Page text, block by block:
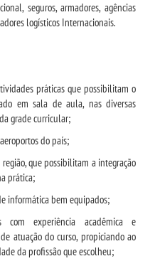
seguros, armadores, agências
logísticos Internacionais.
práticas que possibilitam o
em sala de aula, nas diversas
grade curricular;
do país;
que possibilitam a integração
prática;
informática bem equipados;
com experiência acadêmica e
atuação do curso, propiciando ao
da profissão que escolheu;